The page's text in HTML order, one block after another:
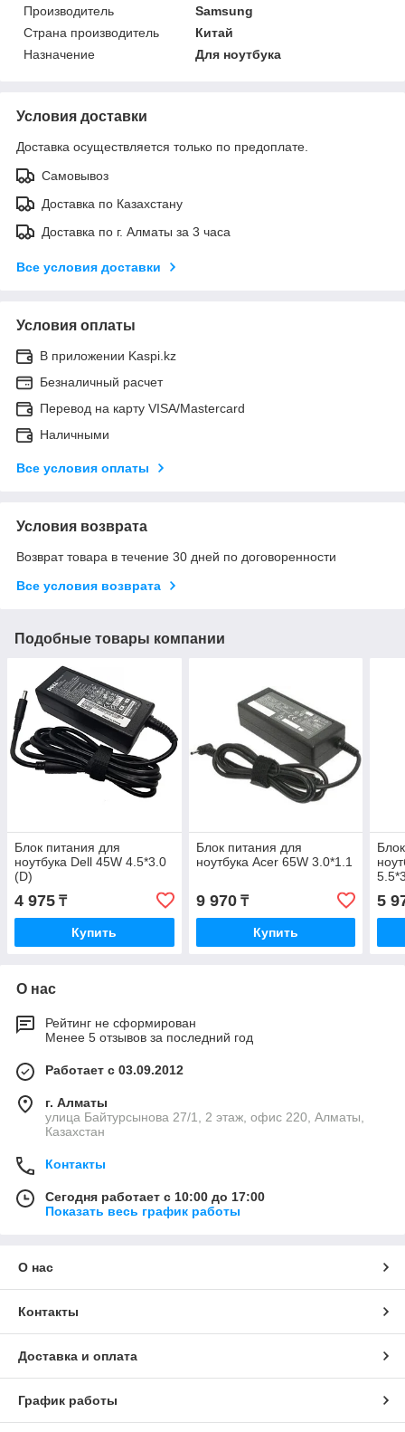
Производитель
Samsung
Страна производитель
Китай
Назначение
Для ноутбука
Условия доставки
Доставка осуществляется только по предоплате.
Самовывоз
Доставка по Казахстану
Доставка по г. Алматы за 3 часа
Все условия доставки
Условия оплаты
В приложении Kaspi.kz
Безналичный расчет
Перевод на карту VISA/Mastercard
Наличными
Все условия оплаты
Условия возврата
Возврат товара в течение 30 дней по договоренности
Все условия возврата
Подобные товары компании
Блок питания для
ноутбука Dell 45W 4.5*3.0
(D)
4 975 ₸
Купить
Блок питания для
ноутбука Acer 65W 3.0*1.1
9 970₸
Купить
5
О нас
Рейтинг не сформирован
Менее 5 отзывов за последний год
Работает с 03.09.2012
г. Алматы
улица Байтурсынова 27/1, 2 этаж, офис 220, Алматы,
Казахстан
Контакты
Сегодня работает с 10:00 до 17:00
Показать весь график работы
О нас
Контакты
Доставка и оплата
График работы